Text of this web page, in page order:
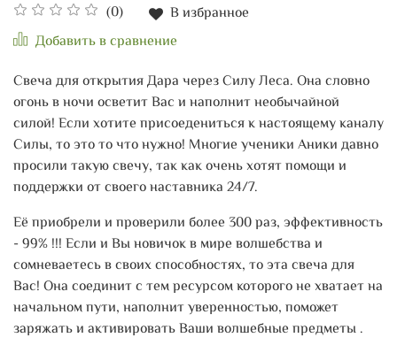
(0)
В избранное
Добавить в сравнение
Свеча для открытия Дара через Силу Леса. Она словно
огонь в ночи осветит Вас и наполнит необычайной
силой! Если хотите присоедениться к настоящему каналу
Силы, то это то что нужно! Многие ученики Аники давно
просили такую свечу, так как очень хотят помощи и
поддержки от своего наставника 24/7.
Её приобрели и проверили более 300 раз, эффективность
- 99% !!! Если и Вы новичок в мире волшебства и
сомневаетесь в своих способностях, то эта свеча для
Вас! Она соединит с тем ресурсом которого не хватает на
начальном пути, наполнит уверенностью, поможет
заряжать и активировать Ваши волшебные предметы .